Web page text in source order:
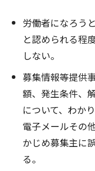
労働者になろう
と認められる程
しない。
募集情報等提供
額、発生条件、
について、わか
電子メールその
かじめ募集主に
る。